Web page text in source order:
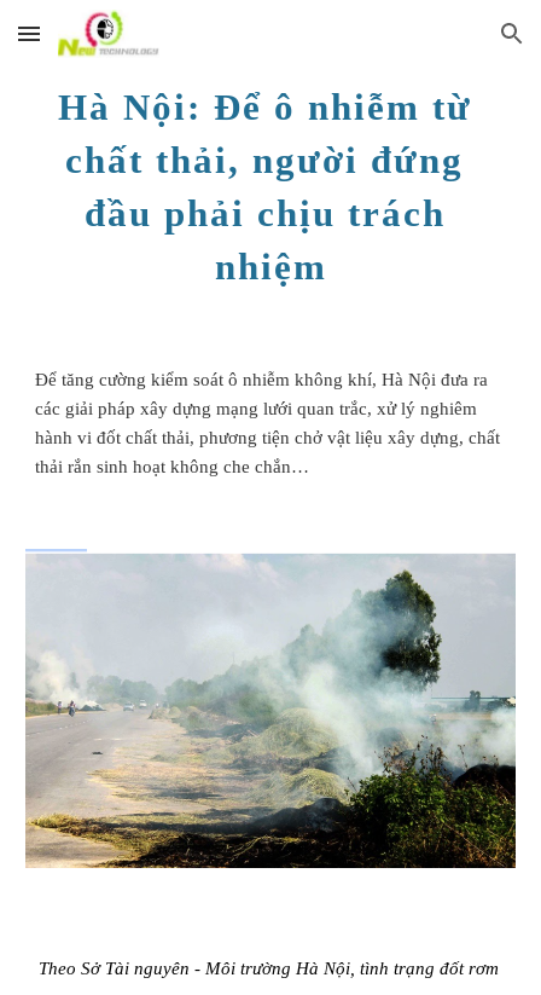
Skip to main content Skip to navigation
Hà Nội: Để ô nhiễm từ
chất thải, người đứng
đầu phải chịu trách
nhiệm
Để tăng cường kiểm soát ô nhiễm không khí, Hà Nội đưa ra
các giải pháp xây dựng mạng lưới quan trắc, xử lý nghiêm
hành vi đốt chất thải, phương tiện chở vật liệu xây dựng, chất
thải rắn sinh hoạt không che chắn…
Theo Sở Tài nguyên - Môi trường Hà Nội, tình trạng đốt rơm